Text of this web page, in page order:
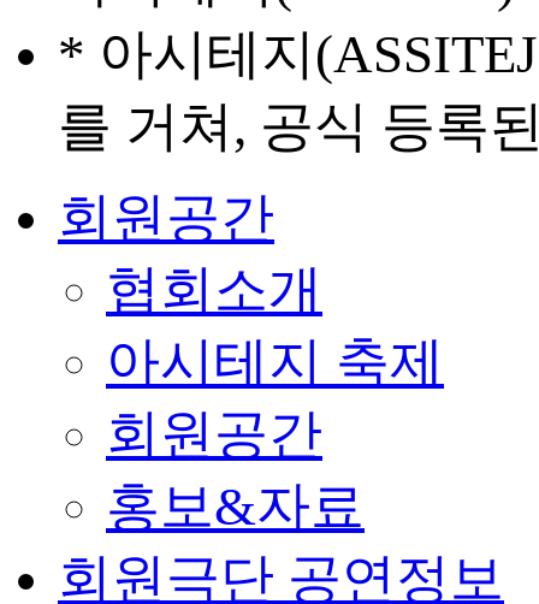
* 아시테지
를 거쳐, 공식 등록
회원공간
협회소개
아시테지 축제
회원공간
홍보&자료
회원극단 공연정보